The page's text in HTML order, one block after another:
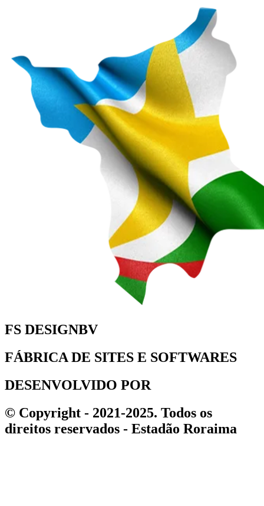
FS DESIGNBV
FÁBRICA DE SITES E SOFTWARES
DESENVOLVIDO POR
© Copyright - 2021-2025. Todos os
direitos reservados - Estadão Roraima